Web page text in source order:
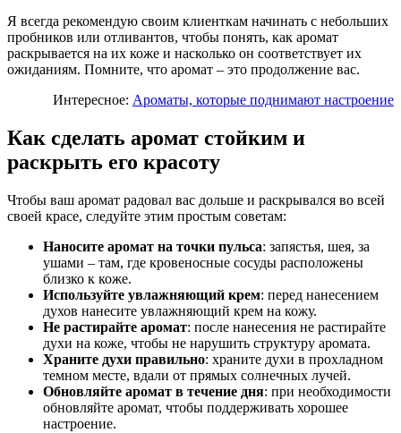
Я всегда рекомендую своим клиенткам начинать с небольших
пробников или отливантов, чтобы понять, как аромат
раскрывается на их коже и насколько он соответствует их
ожиданиям. Помните, что аромат – это продолжение вас.
Интересное: Ароматы, которые поднимают настроение
Как сделать аромат стойким и
раскрыть его красоту
Чтобы ваш аромат радовал вас дольше и раскрывался во всей
своей красе, следуйте этим простым советам:
Наносите аромат на точки пульса: запястья, шея, за
ушами – там, где кровеносные сосуды расположены
близко к коже.
Используйте увлажняющий крем: перед нанесением
духов нанесите увлажняющий крем на кожу.
Не растирайте аромат: после нанесения не растирайте
духи на коже, чтобы не нарушить структуру аромата.
Храните духи правильно: храните духи в прохладном
темном месте, вдали от прямых солнечных лучей.
Обновляйте аромат в течение дня: при необходимости
обновляйте аромат, чтобы поддерживать хорошее
настроение.